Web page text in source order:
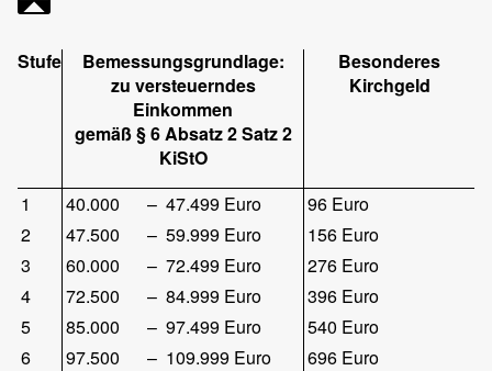
Stufe
Bemessungsgrundlage:
zu versteuerndes
Einkommen
gemäß § 6 Absatz 2 Satz 2
KiStO
Besonderes
Kirchgeld
1 40.000 – 47.499 Euro
96 Euro
2
47.500 – 59.999 Euro
156 Euro
3
60.000 – 72.499 Euro
276 Euro
4
72.500 – 84.999 Euro
396 Euro
5
85.000 – 97.499 Euro
540 Euro
6
97.500 – 109.999 Euro
696 Euro